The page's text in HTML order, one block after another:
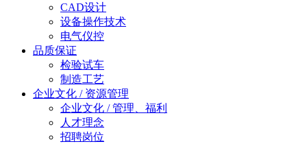
CAD设计
设备操作技术
电气仪控
品质保证
检验试车
制造工艺
企业文化 / 资源管理
企业文化 / 管理、福利
人才理念
招聘岗位